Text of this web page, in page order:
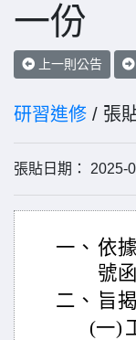
一份
上一則公告
研習進修 / 張
張貼日期：
一、 依
號
二、 旨
(一)